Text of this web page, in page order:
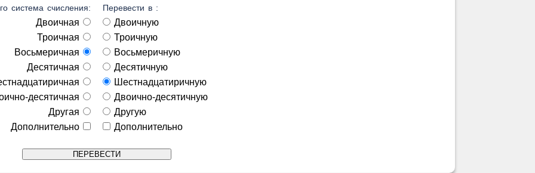
система счисления:
Двоичная
Троичная
Восьмеричная
Десятичная
десятичная
Другая
Дополнительно
Перевести в :
Двоичную
Троичную
Восьмеричную
Десятичную
Шестнадцатиричную
Двоично-десятичную
Другую
Дополнительно